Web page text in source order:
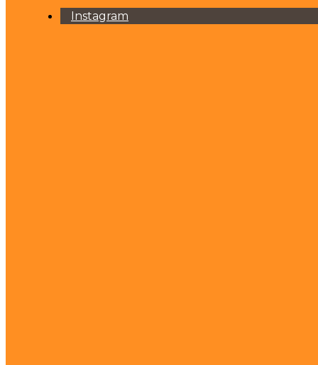
Instagram